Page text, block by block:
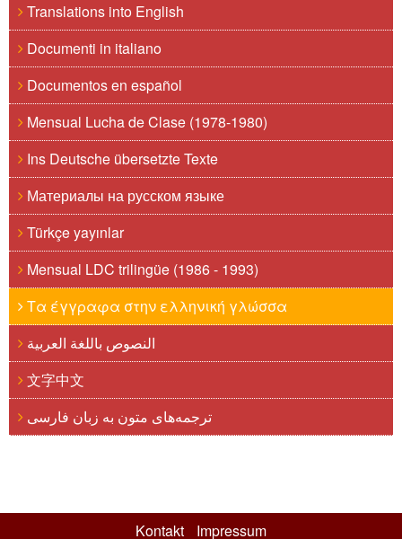
Translations into English
Documenti in italiano
Documentos en español
Mensual Lucha de Clase (1978-1980)
Ins Deutsche übersetzte Texte
Материалы на русском языке
Türkçe yayınlar
Mensual LDC trilingüe (1986 - 1993)
Τα έγγραφα στην ελληνική γλώσσα
النصوص باللغة العربية
文字中文
ترجمه‌های متون به زبان فارسی
Kontakt Impressum